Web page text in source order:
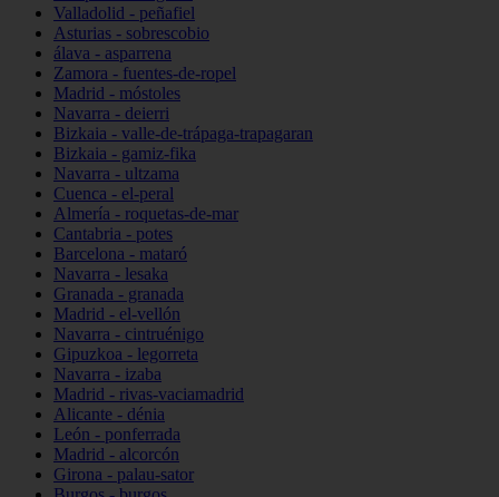
Valladolid - peñafiel
Asturias - sobrescobio
álava - asparrena
Zamora - fuentes-de-ropel
Madrid - móstoles
Navarra - deierri
Bizkaia - valle-de-trápaga-trapagaran
Bizkaia - gamiz-fika
Navarra - ultzama
Cuenca - el-peral
Almería - roquetas-de-mar
Cantabria - potes
Barcelona - mataró
Navarra - lesaka
Granada - granada
Madrid - el-vellón
Navarra - cintruénigo
Gipuzkoa - legorreta
Navarra - izaba
Madrid - rivas-vaciamadrid
Alicante - dénia
León - ponferrada
Madrid - alcorcón
Girona - palau-sator